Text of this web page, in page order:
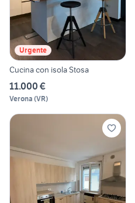
Urgente
Cucina con isola Stosa
11.000 €
Verona (VR)